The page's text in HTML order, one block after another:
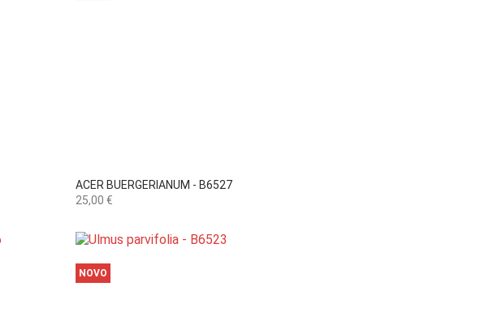
ACER BUERGERIANUM - B6527
Preço
25,00 €
 Vista rápida
NOVO